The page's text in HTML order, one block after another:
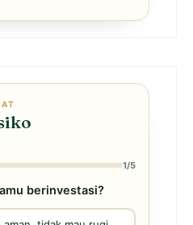
1/5
berinvestasi?